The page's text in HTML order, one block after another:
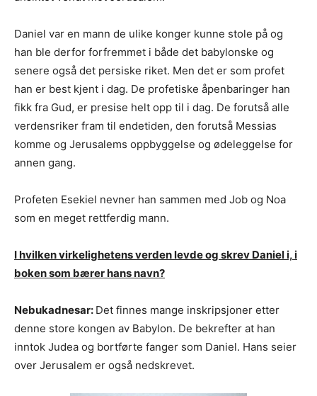
Daniel var en mann de ulike konger kunne stole på og
han ble derfor forfremmet i både det babylonske og
senere også det persiske riket. Men det er som profet
han er best kjent i dag. De profetiske åpenbaringer han
fikk fra Gud, er presise helt opp til i dag. De forutså alle
verdensriker fram til endetiden, den forutså Messias
komme og Jerusalems oppbyggelse og ødeleggelse for
annen gang.
Profeten Esekiel nevner han sammen med Job og Noa
som en meget rettferdig mann.
I hvilken virkelighetens verden levde og skrev Daniel i, i
boken som bærer hans navn?
Nebukadnesar: Det finnes mange inskripsjoner etter
denne store kongen av Babylon. De bekrefter at han
inntok Judea og bortførte fanger som Daniel. Hans seier
over Jerusalem er også nedskrevet.